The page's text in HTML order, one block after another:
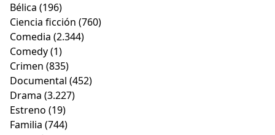
Bélica (196)
Ciencia ficción (760)
Comedia (2.344)
Comedy(1)
Crimen (835)
Documental (452)
Drama (3.227)
Estreno (19)
Familia (744)